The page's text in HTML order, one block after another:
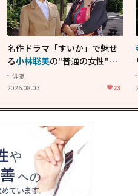
名作ドラマ「すいか」で魅せ
る小林聡美の"普通の女性"が
大人に刺さる...映画「かもめ
食堂」にも通じる静かな芝居
俳優
2026.08.03
23